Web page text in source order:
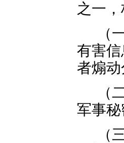
之一
（
有害
者煽
（
军事秘
（